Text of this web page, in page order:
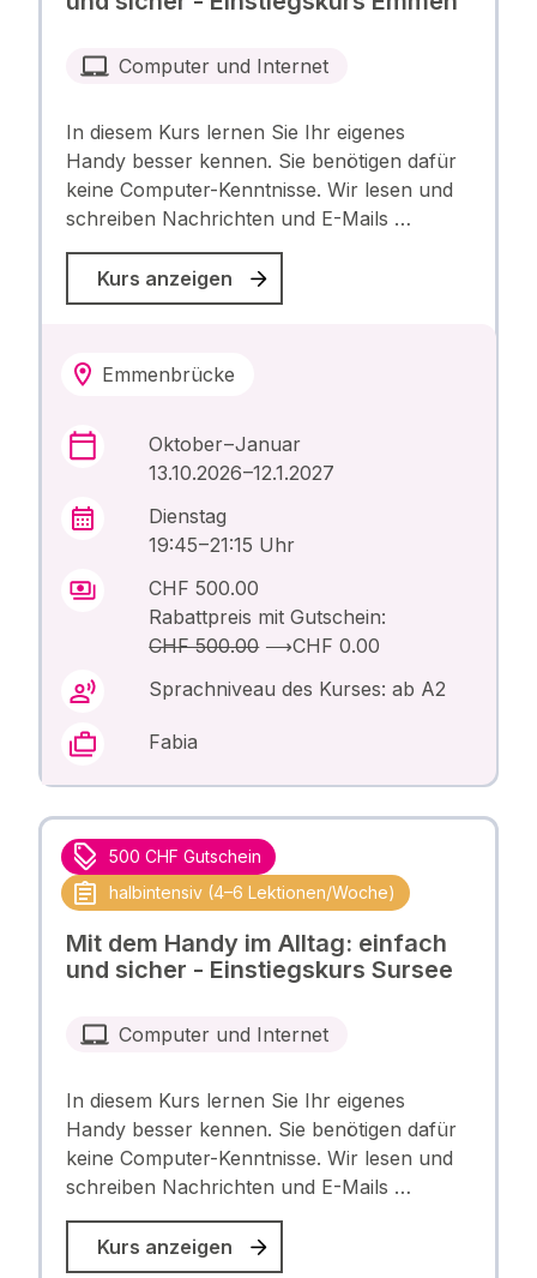
Computer und Internet
In diesem Kurs lernen Sie Ihr eigenes
Handy besser kennen. Sie benötigen dafür
keine Computer-Kenntnisse. Wir lesen und
schreiben Nachrichten und E-Mails …
Kurs anzeigen
Emmenbrücke
Oktober – Januar
13.10.2026 –12.1.2027
Dienstag
19:45 – 21:15 Uhr
CHF 500.00
Rabattpreis mit Gutschein:
CHF 500.00⟶CHF 0.00
Sprachniveau des Kurses: ab A2
Fabia
500 CHF Gutschein
halbintensiv (4–6 Lektionen/Woche)
Mit dem Handy im Alltag: einfach
und sicher - Einstiegskurs Sursee
Computer und Internet
In diesem Kurs lernen Sie Ihr eigenes
Handy besser kennen. Sie benötigen dafür
keine Computer-Kenntnisse. Wir lesen und
schreiben Nachrichten und E-Mails …
Kurs anzeigen